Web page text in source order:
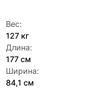
Вес:
127 кг
Длина:
177 см
Ширина:
84,1 см